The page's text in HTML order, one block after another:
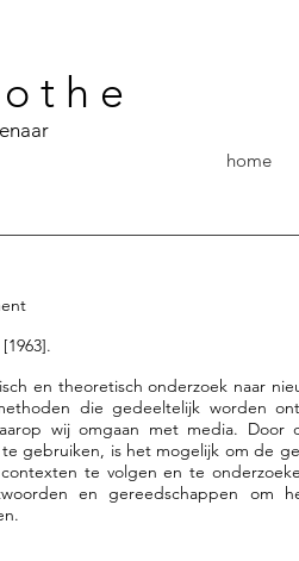
t h e
home
en theoretisch onderzoek naar
die gedeeltelijk worden
wij omgaan met media.
gebruiken, is het mogelijk om de
te volgen en te
en gereedschappen om